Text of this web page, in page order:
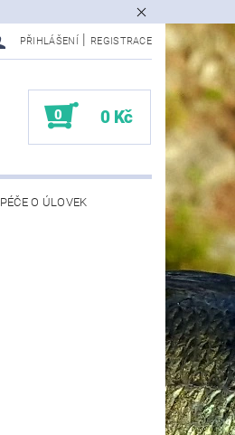
PŘIHLÁŠENÍ REGISTRACE
0 0 Kč
PÉČE O ÚLOVEK